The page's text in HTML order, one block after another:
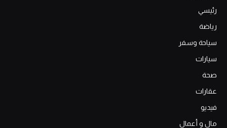
رئيسي
رياضة
سياحة وسفر
سيارات
صحة
عقارات
فيديو
مال و أعمال